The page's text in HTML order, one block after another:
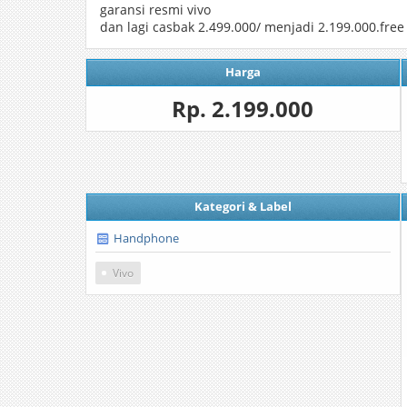
garansi resmi vivo
dan lagi casbak 2.499.000/ menjadi
Harga
Rp. 2.199.000
Kategori & Label
Handphone
Vivo